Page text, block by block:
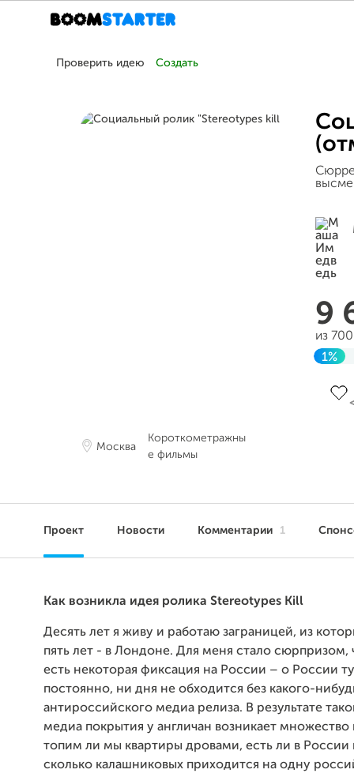
Проверить идею Создать
Москва
Короткометражны
е фильмы
9
из
1%
Проект Новости Комментарии 1
Как возникла идея ролика Stereotypes Kill
Десять лет я живу и работаю заграницей, из
пять лет - в Лондоне. Для меня стало сюрпризом,
есть некоторая фиксация на России – о России
постоянно, ни дня не обходится без какого-
антироссийского медиа релиза. В результате
медиа покрытия у англичан возникает множество
топим ли мы квартиры дровами, есть ли в России
сколько калашниковых приходится на одну